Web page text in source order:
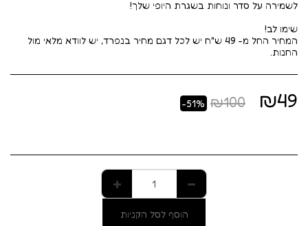
המחיר החל מ- 49 ש"ח יש לכל דגם מחיר בנפרד, יש לוודא מלאי מול
החנות.
₪49
₪100
-51%
הוסף לסל הקניות